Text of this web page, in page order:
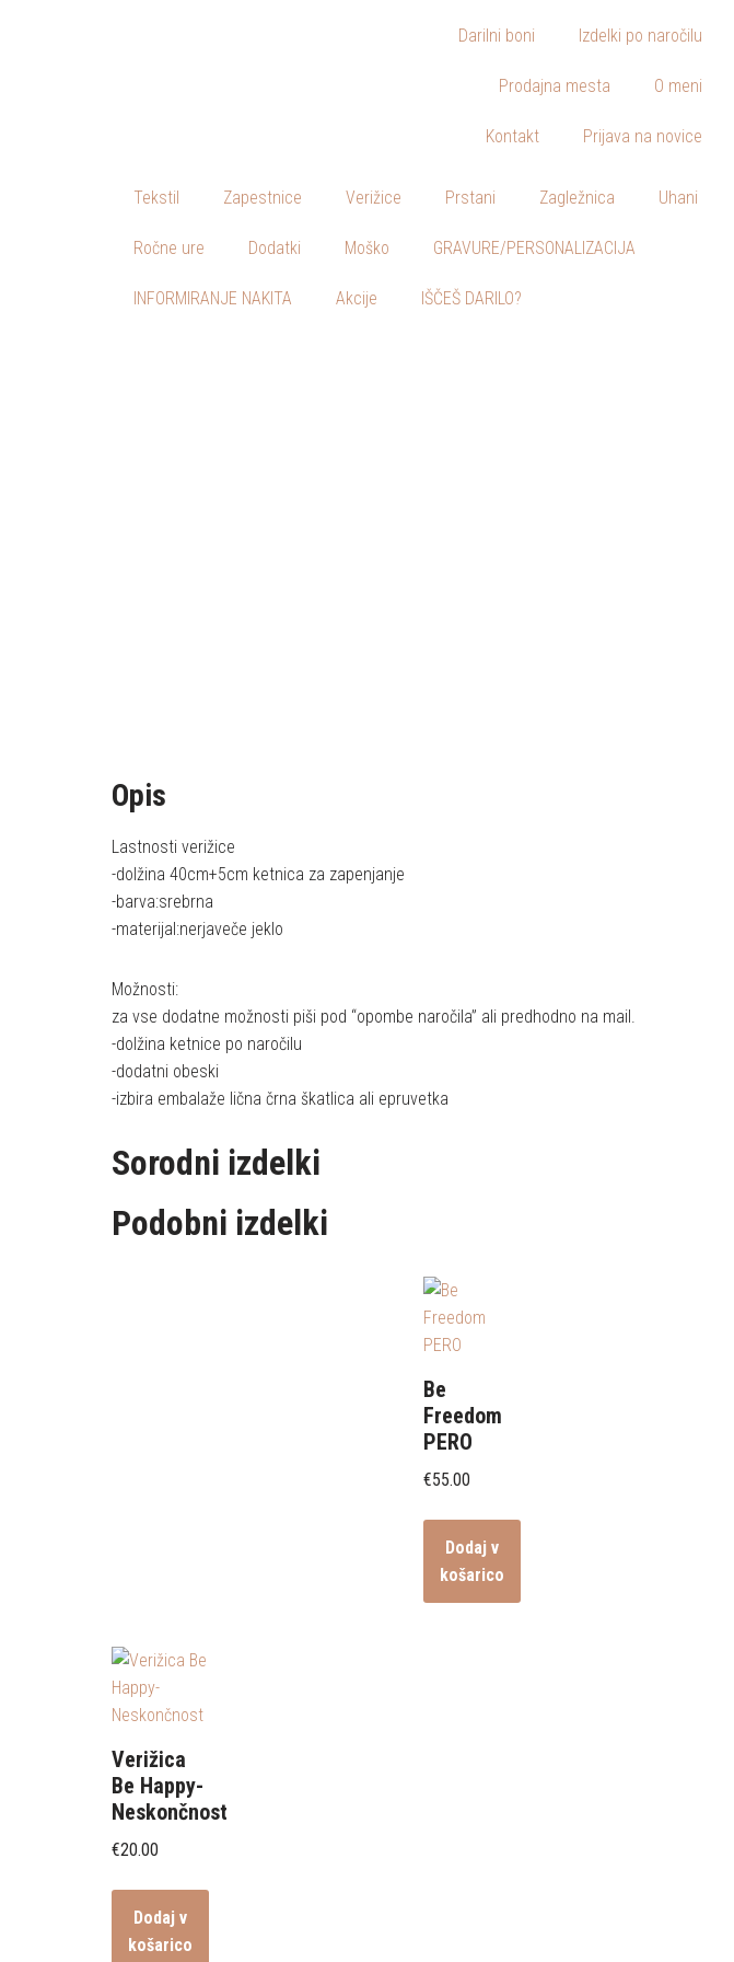
Darilni boni Izdelki po naročilu
Prodajna mesta O meni
Kontakt Prijava na novice
Tekstil Zapestnice Verižice Prstani Zagležnica Uhani
Ročne ure Dodatki Moško GRAVURE/PERSONALIZACIJA
INFORMIRANJE NAKITA Akcije IŠČEŠ DARILO?
Opis
Lastnosti verižice
-dolžina 40cm+5cm ketnica za zapenjanje
-barva:srebrna
-materijal:nerjaveče jeklo
Možnosti:
za vse dodatne možnosti piši pod “opombe naročila” ali predhodno na mail.
-dolžina ketnice po naročilu
-dodatni obeski
-izbira embalaže lična črna škatlica ali epruvetka
Sorodni izdelki
Podobni izdelki
Be
Freedom
PERO
€55.00
Dodaj v
košarico
Verižica
Be Happy-
Neskončnost
€20.00
Dodaj v
košarico